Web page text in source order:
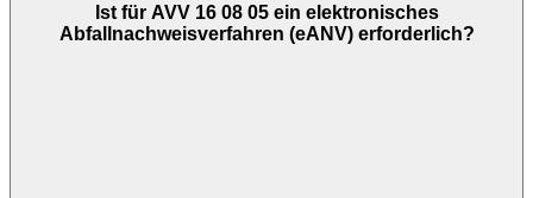
Ist für AVV 16 08 05 ein elektronisches
Abfallnachweisverfahren (eANV) erforderlich?